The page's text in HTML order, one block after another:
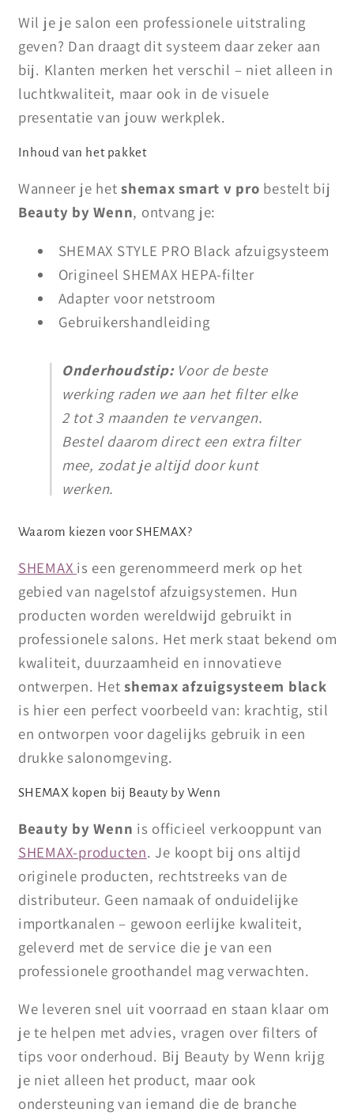
Wil je je salon een professionele uitstraling
geven? Dan draagt dit systeem daar zeker aan
bij. Klanten merken het verschil – niet alleen in
luchtkwaliteit, maar ook in de visuele
presentatie van jouw werkplek.
Inhoud van het pakket
Wanneer je het shemax smart v pro bestelt bij
Beauty by Wenn, ontvang je:
SHEMAX STYLE PRO Black afzuigsysteem
Origineel SHEMAX HEPA-filter
Adapter voor netstroom
Gebruikershandleiding
Onderhoudstip:Voor de beste
werking raden we aan het filter elke
2 tot 3 maanden te vervangen.
Bestel daarom direct een extra filter
mee, zodat je altijd door kunt
werken.
Waarom kiezen voor SHEMAX?
SHEMAX is een gerenommeerd merk op het
gebied van nagelstof afzuigsystemen. Hun
producten worden wereldwijd gebruikt in
professionele salons. Het merk staat bekend om
kwaliteit, duurzaamheid en innovatieve
ontwerpen. Het shemax afzuigsysteem black
is hier een perfect voorbeeld van: krachtig, stil
en ontworpen voor dagelijks gebruik in een
drukke salonomgeving.
SHEMAX kopen bij Beauty by Wenn
Beauty by Wenn is officieel verkooppunt van
SHEMAX-producten. Je koopt bij ons altijd
originele producten, rechtstreeks van de
distributeur. Geen namaak of onduidelijke
importkanalen – gewoon eerlijke kwaliteit,
geleverd met de service die je van een
professionele groothandel mag verwachten.
We leveren snel uit voorraad en staan klaar om
je te helpen met advies, vragen over filters of
tips voor onderhoud. Bij Beauty by Wenn krijg
je niet alleen het product, maar ook
ondersteuning van iemand die de branche